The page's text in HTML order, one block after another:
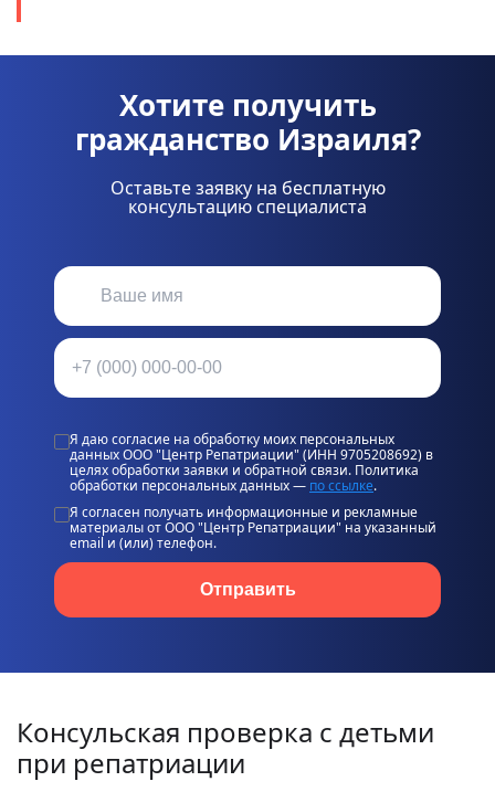
Хотите получить
гражданство Израиля?
Оставьте заявку на бесплатную
консультацию специалиста
Я даю согласие на обработку моих персональных
данных ООО "Центр Репатриации" (ИНН 9705208692) в
целях обработки заявки и обратной связи. Политика
обработки персональных данных — по ссылке.
Я согласен получать информационные и рекламные
материалы от ООО "Центр Репатриации" на указанный
email и (или) телефон.
Отправить
Консульская проверка с детьми
при репатриации